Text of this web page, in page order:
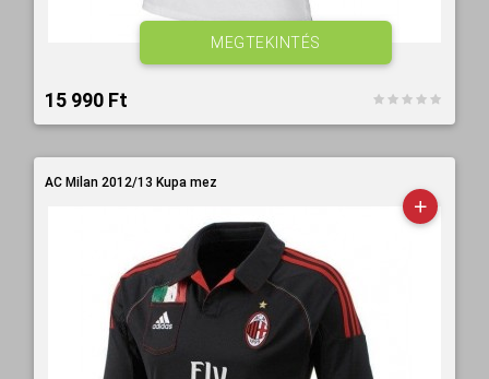
15 990 Ft‎
MEGTEKINTÉS
AC Milan 2012/13 Kupa mez